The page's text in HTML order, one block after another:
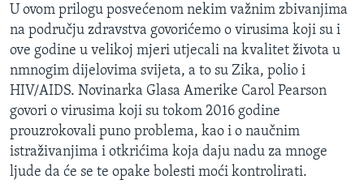
U ovom prilogu posvećenom nekim važnim zbivanjima
na području zdravstva govorićemo o virusima koji su i
ove godine u velikoj mjeri utjecali na kvalitet života u
nmnogim dijelovima svijeta, a to su Zika, polio i
HIV/AIDS. Novinarka Glasa Amerike Carol Pearson
govori o virusima koji su tokom 2016 godine
prouzrokovali puno problema, kao i o naučnim
istraživanjima i otkrićima koja daju nadu za mnoge
ljude da će se te opake bolesti moći kontrolirati.